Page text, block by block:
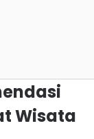
Wisata